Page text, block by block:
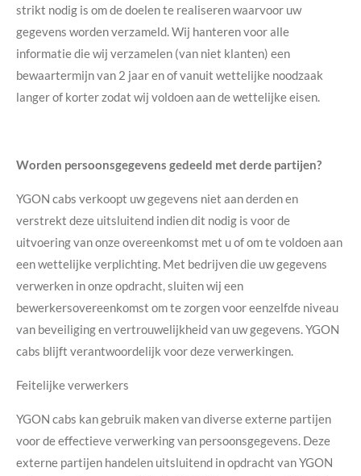
strikt nodig is om de doelen te realiseren waarvoor uw
gegevens worden verzameld. Wij hanteren voor alle
informatie die wij verzamelen (van niet klanten) een
bewaartermijn van 2 jaar en of vanuit wettelijke noodzaak
langer of korter zodat wij voldoen aan de wettelijke eisen.
Worden persoonsgegevens gedeeld met derde partijen?
YGON cabs verkoopt uw gegevens niet aan derden en
verstrekt deze uitsluitend indien dit nodig is voor de
uitvoering van onze overeenkomst met u of om te voldoen aan
een wettelijke verplichting. Met bedrijven die uw gegevens
verwerken in onze opdracht, sluiten wij een
bewerkersovereenkomst om te zorgen voor eenzelfde niveau
van beveiliging en vertrouwelijkheid van uw gegevens.YGON
cabs blijft verantwoordelijk voor deze verwerkingen.
Feitelijke verwerkers
YGON cabs kan gebruik maken van diverse externe partijen
voor de effectieve verwerking van persoonsgegevens. Deze
externe partijen handelen uitsluitend in opdracht van YGON